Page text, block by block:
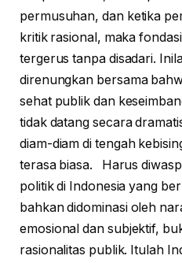
permusuhan, dan ketika
kritik rasional, maka
tergerus tanpa disadari.
direnungkan bersama
sehat publik dan
tidak datang secara
diam-diam di tengah
terasa biasa. Harus
politik di Indonesia yang
bahkan didominasi oleh
emosional dan subjektif,
rasionalitas publik. Itulah